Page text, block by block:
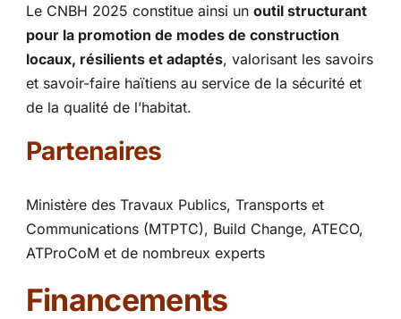
Le CNBH 2025 constitue ainsi un outil structurant
pour la promotion de modes de construction
locaux, résilients et adaptés, valorisant les savoirs
et savoir-faire haïtiens au service de la sécurité et
de la qualité de l’habitat.
Partenaires
Ministère des Travaux Publics, Transports et
Communications (MTPTC), Build Change, ATECO,
ATProCoM et de nombreux experts
Financements